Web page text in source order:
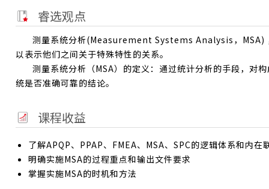
睿选观点
测量系统分析(Measurement Systems Analysis，MSA)
以表示他们之间关于特殊特性的关系。
测量系统分析（MSA）的定义：通过统计分析的手段，对
统是否准确可靠的结论。
课程收益
了解APQP、PPAP、FMEA、MSA、SPC的逻辑体系和内在
明确实施MSA的过程重点和输出文件要求
掌握实施MSA的时机和方法